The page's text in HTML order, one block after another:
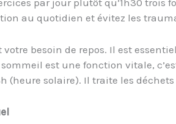
au quotidien et évitez les
besoin de repos. Il est
est une fonction vitale,
(heure solaire). Il traite les